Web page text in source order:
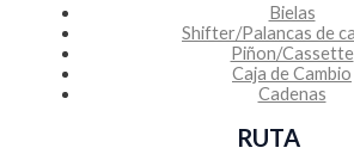
Bielas
Shifter/Palancas de
Piñon/Cassette
Caja de Cambio
Cadenas
RUTA